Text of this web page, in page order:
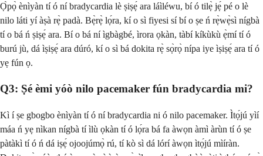
Ọ̀pọ̀ ènìyàn tí ó ní bradycardia lè ṣiṣẹ́ ara láìléwu, bí ó tilẹ̀ jẹ́ pé o lè
nilo láti yí àṣà rẹ̀ padà. Bẹ̀rẹ̀ lọ́ra, kí o sì fiyesi sí bí o ṣe ń rẹ̀wẹ̀sì nígbà
tí o bá ń ṣiṣẹ́ ara. Bí o bá ní ìgbàgbé, ìrora ọkàn, tàbí kíkùkù ẹ̀mí tí ó
burú jù, dá ìṣiṣẹ́ ara dúró, kí o sì bá dokita rẹ̀ sọ̀rọ̀ nípa iye ìṣiṣẹ́ ara tí ó
yẹ fún ọ.
Q3: Ṣé èmi yóò nilo pacemaker fún bradycardia mi?
Kì í ṣe gbogbo ènìyàn tí ó ní bradycardia ni ó nilo pacemaker. Ìtọ́jú yìí
máa ń yẹ nìkan nígbà tí ìlù ọkàn tí ó lọ́ra bá fa àwọn àmì àrùn tí ó ṣe
pàtàkì tí ó ń dá iṣẹ́ ojoojúmọ̀ rú, tí kò sì dá lórí àwọn ìtọ́jú mìíràn.